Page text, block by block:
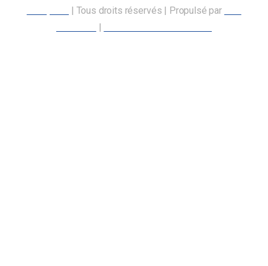
| Tous droits réservés | Propulsé par
|